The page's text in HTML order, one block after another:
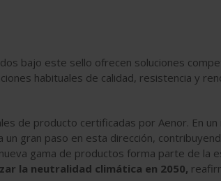
bajo este sello ofrecen soluciones
habituales de calidad, resistencia y
de producto certificadas por Aenor. En
gran paso en esta dirección,
gama de productos forma parte de la
la neutralidad climática en 2050,